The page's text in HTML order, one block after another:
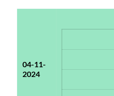
04-11-
2024